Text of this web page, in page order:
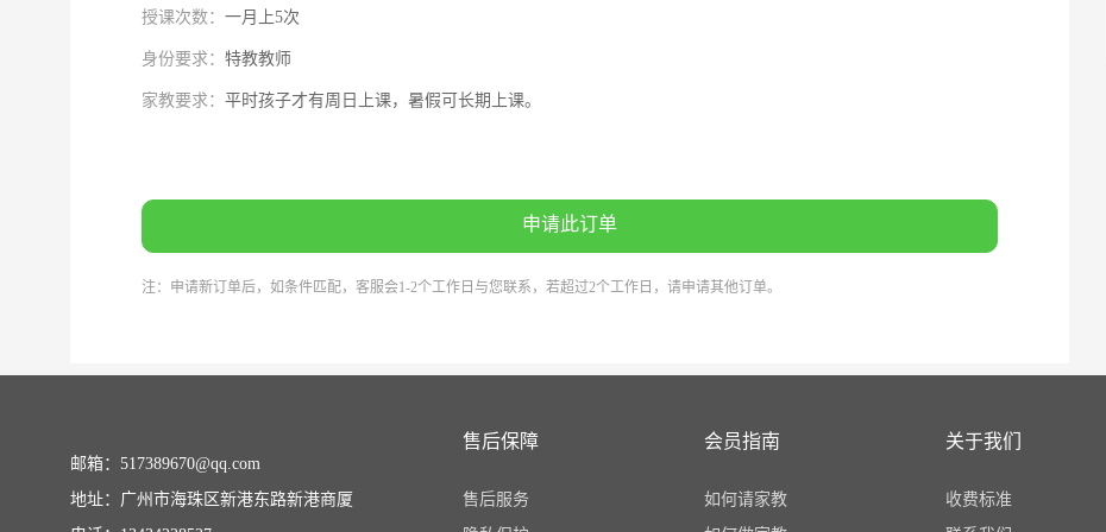
授课次数： 一月上5次
身份要求： 特教教师
家教要求： 平时孩子才有周日上课，暑假可长期上课。
申请此订单
注：申请新订单后，如条件匹配，客服会1-2个工作日与您联系，若超过2个工作日，请申请其他订单。
邮箱：517389670@qq.com
地址：广州市海珠区新港东路新港商厦
售后保障
售后服务
会员指南
如何请家教
关于我们
收费标准